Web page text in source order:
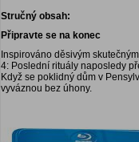
Stručný obsah:
Připravte se na konec
Inspirováno děsivým
4: Poslední rituály naposledy
Když se poklidný dům v
vyváznou bez úhony.